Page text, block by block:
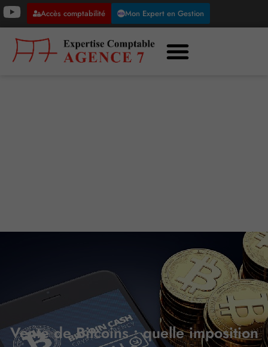
Accès comptabilité Mon Expert en Gestion
Vente de Bitcoins : quelle imposition